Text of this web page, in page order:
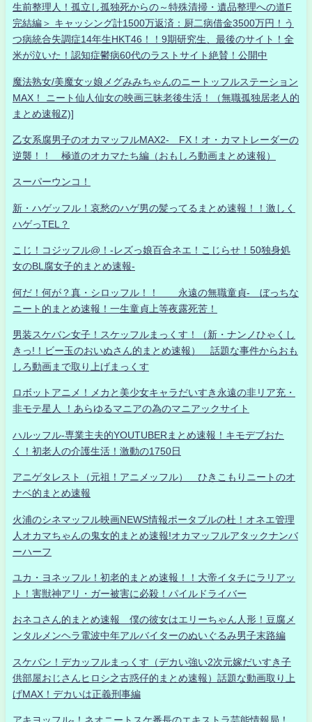
生前整理人！孤立し孤独死からの～特殊清掃・遺品整理への道F
完結編＞ キャッシング計1500万返済：厨二病借金3500万円！う
つ病統合失調症14年生HKT46！！9期研究生、最後のサイト！全
米が泣いた！認知症鬱病60代のラストサイト絶賛！公開中
魔法熟女/美魔女ッ娘メグみみちゃんのニートッフルステーション
MAX！ ニート仙人仙女の映画三昧老後生活！（無職孤独居老人的
まとめ速報Z)]
乙女系腐男子のオカマッフルMAX2- FX！オ・カマトレーダーの
逆襲！！ 極道のオカマたち編（おもしろ動画まとめ速報）
スーパーウンコ！
新・ハゲッフル！哀愁のハゲ男の髪ってるまとめ速報！！激しく
ハゲっTEL？
こじ！コジッフル@！-レズっ娘百合ネエ！こじらせ！50独身処
女のBL腐女子的まとめ速報-
何だ！何が？真・シロッフル！！ 永遠の無職童貞- ぼっちな
ニート的まとめ速報！一生童貞上等夜露死苦！
男装スケバン女子！スケッフルまっくす！（新・ナンノひゃくし
きっ!！ビー玉のおいぬさん的まとめ速報） 話題な事件からおも
しろ動画まで取り上げまっくす
ロボットアニメ！メカと美少女キャラだいすき永遠の非リア充・
非モテ星人 ！あらゆるマニアの為のマニアックサイト
ハルッフル-専業主夫的YOUTUBERまとめ速報！キモデブおた
く！初老人の介護生活！激動の1750日
アニゲタレスト（元祖！アニメッフル） ひきこもりニートのオ
ナベ的まとめ速報
火浦のシネマッフル映画NEWS情報ポータブルの杜！オネエ管理
人オカマちゃんの鬼女的まとめ速報!オカマッフルアタックナンバ
ーハーフ
ユカ・ヨネッフル！初老的まとめ速報！！大帝イタチにラリアッ
ト！害獣神アリ・ガー被害に必殺！パイルドライバー
おネコさん的まとめ速報 僕の彼女はエリーちゃん人形！豆腐メ
ンタルメンヘラ電波中年アルバイターのぬいぐるみ男子末路編
スケバン！デカッフルまっくす（デカい強い2次元嫁だいすき子
供部屋おじさんヒロシ之古惑仔的まとめ速報）話題な動画取り上
げMAX！デカいは正義刑事編
アキヨッフル-！ネオニートスケ番長のエキストラ芸能情報局！